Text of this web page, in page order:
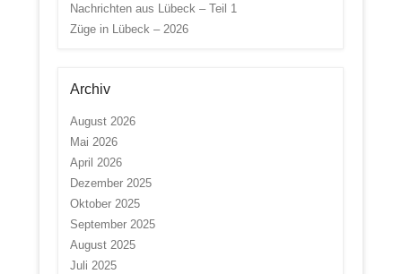
Nachrichten aus Lübeck – Teil 1
Züge in Lübeck – 2026
Archiv
August 2026
Mai 2026
April 2026
Dezember 2025
Oktober 2025
September 2025
August 2025
Juli 2025